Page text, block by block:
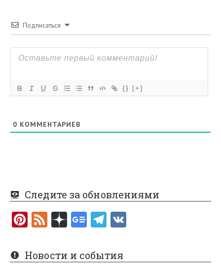
Подписаться
{} [+]
0 КОММЕНТАРИЕВ
Следите за обновлениями
Pi
er
F
e
Новости и события